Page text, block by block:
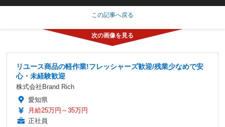
この記事へ戻る
リユース商品の軽作業!フレッシャーズ歓迎/残業少なめで安
心・未経験歓迎
株式会社Brand Rich
愛知県
月給25万円～35万円
正社員